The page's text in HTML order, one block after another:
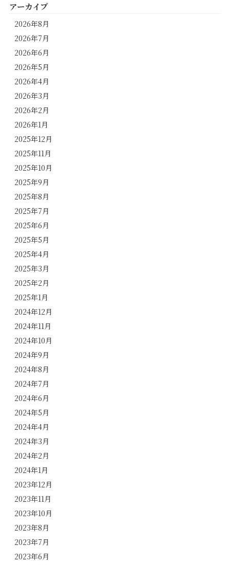
アーカイブ
2026年8月
2026年7月
2026年6月
2026年5月
2026年4月
2026年3月
2026年2月
2026年1月
2025年12月
2025年11月
2025年10月
2025年9月
2025年8月
2025年7月
2025年6月
2025年5月
2025年4月
2025年3月
2025年2月
2025年1月
2024年12月
2024年11月
2024年10月
2024年9月
2024年8月
2024年7月
2024年6月
2024年5月
2024年4月
2024年3月
2024年2月
2024年1月
2023年12月
2023年11月
2023年10月
2023年8月
2023年7月
2023年6月